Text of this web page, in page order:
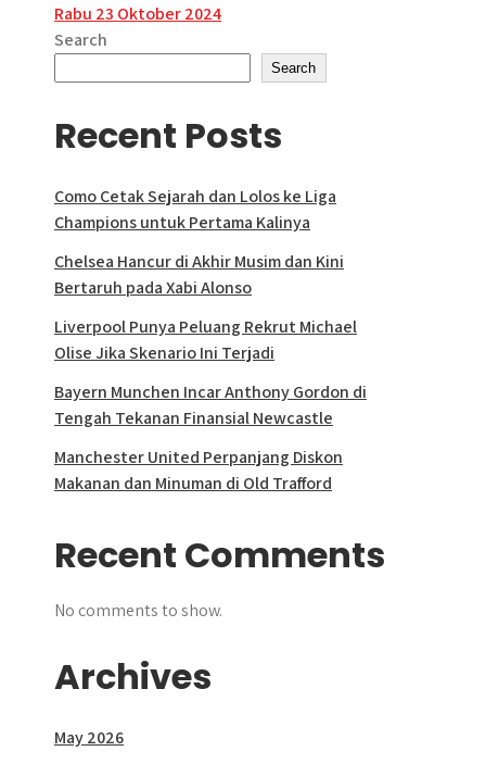
Rabu 23 Oktober 2024
Search
Search
Recent Posts
Como Cetak Sejarah dan Lolos ke Liga
Champions untuk Pertama Kalinya
Chelsea Hancur di Akhir Musim dan Kini
Bertaruh pada Xabi Alonso
Liverpool Punya Peluang Rekrut Michael
Olise Jika Skenario Ini Terjadi
Bayern Munchen Incar Anthony Gordon di
Tengah Tekanan Finansial Newcastle
Manchester United Perpanjang Diskon
Makanan dan Minuman di Old Trafford
Recent Comments
No comments to show.
Archives
May 2026